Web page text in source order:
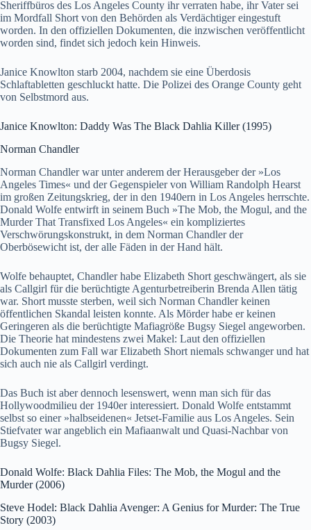
Sheriffbüros des Los Angeles County ihr verraten habe, ihr Vater sei
im Mordfall Short von den Behörden als Verdächtiger eingestuft
worden. In den offiziellen Dokumenten, die inzwischen veröffentlicht
worden sind, findet sich jedoch kein Hinweis.
Janice Knowlton starb 2004, nachdem sie eine Überdosis
Schlaftabletten geschluckt hatte. Die Polizei des Orange County geht
von Selbstmord aus.
Janice Knowlton: Daddy Was The Black Dahlia Killer (1995)
Norman Chandler
Norman Chandler war unter anderem der Herausgeber der »Los
Angeles Times« und der Gegenspieler von William Randolph Hearst
im großen Zeitungskrieg, der in den 1940ern in Los Angeles herrschte.
Donald Wolfe entwirft in seinem Buch »The Mob, the Mogul, and the
Murder That Transfixed Los Angeles« ein kompliziertes
Verschwörungskonstrukt, in dem Norman Chandler der
Oberbösewicht ist, der alle Fäden in der Hand hält.
Wolfe behauptet, Chandler habe Elizabeth Short geschwängert, als sie
als Callgirl für die berüchtigte Agenturbetreiberin Brenda Allen tätig
war. Short musste sterben, weil sich Norman Chandler keinen
öffentlichen Skandal leisten konnte. Als Mörder habe er keinen
Geringeren als die berüchtigte Mafiagröße Bugsy Siegel angeworben.
Die Theorie hat mindestens zwei Makel: Laut den offiziellen
Dokumenten zum Fall war Elizabeth Short niemals schwanger und hat
sich auch nie als Callgirl verdingt.
Das Buch ist aber dennoch lesenswert, wenn man sich für das
Hollywoodmilieu der 1940er interessiert. Donald Wolfe entstammt
selbst so einer »halbseidenen« Jetset-Familie aus Los Angeles. Sein
Stiefvater war angeblich ein Mafiaanwalt und Quasi-Nachbar von
Bugsy Siegel.
Donald Wolfe: Black Dahlia Files: The Mob, the Mogul and the
Murder (2006)
Steve Hodel: Black Dahlia Avenger: A Genius for Murder: The True
Story (2003)